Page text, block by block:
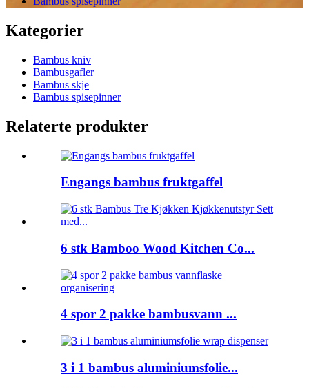
Kategorier
Bambus kniv
Bambusgafler
Bambus skje
Bambus spisepinner
Relaterte produkter
Engangs bambus fruktgaffel
6 stk Bamboo Wood Kitchen Co...
4 spor 2 pakke bambusvann ...
3 i 1 bambus aluminiumsfolie...